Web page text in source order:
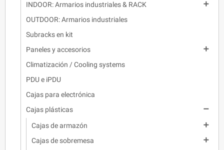
INDOOR: Armarios industriales & RACK

OUTDOOR: Armarios industriales
Subracks en kit
Paneles y accesorios

Climatización / Cooling systems
PDU e iPDU
Cajas para electrónica
Cajas plásticas

Cajas de armazón

Cajas de sobremesa
